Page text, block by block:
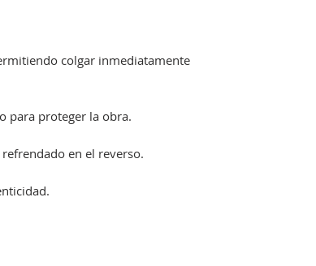
colgar inmediatamente
para proteger la obra.
en el reverso.